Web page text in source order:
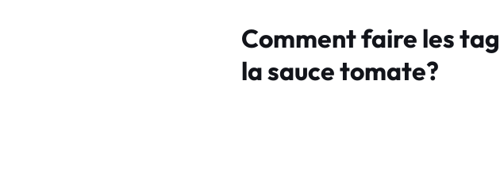
Comment faire les
la sauce tomate?